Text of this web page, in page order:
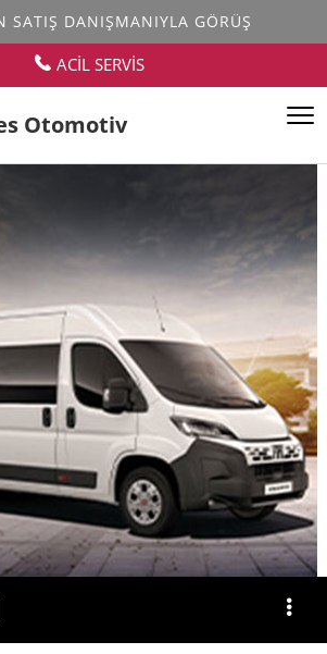
SATIŞ DANIŞMANIYLA GÖRÜŞ
ACİL SERVİS
Otomotiv